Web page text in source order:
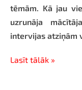
tēmām. Kā jau
uzrunāja
intervijas atziņām
Lasīt tālāk »